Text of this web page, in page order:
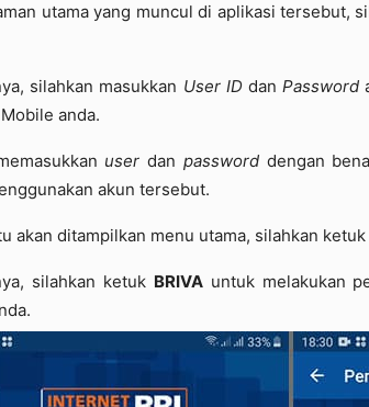
utama yang muncul di aplikasi tersebut,
silahkan masukkan User IDdanPassword
anda.
user dan passworddengan
akun tersebut.
akan ditampilkan menu utama, silahkan
silahkan ketuk BRIVAuntuk melakukan